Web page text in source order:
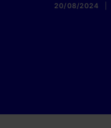
20/08/2024